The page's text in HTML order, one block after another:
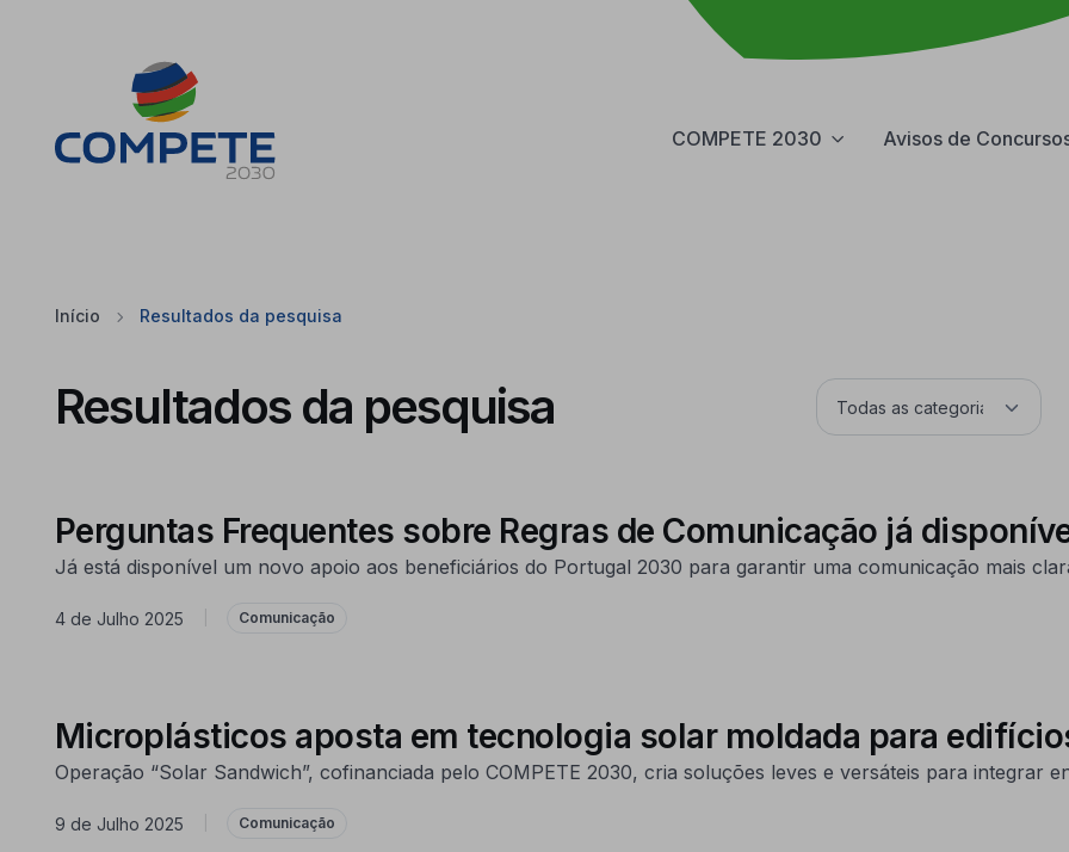
COMPETE 2030 Avisos de
Início Resultados da pesquisa
Resultados da pesquisa
Perguntas Frequentes sobre Regras de Comunicação já
Já está disponível um novo apoio aos beneficiários do Portugal 2030 para garantir uma comunicação mais
4 de Julho 2025 Comunicação
Microplásticos aposta em tecnologia solar moldada para
Operação “Solar Sandwich”, cofinanciada pelo COMPETE 2030, cria soluções leves e versáteis para integrar
9 de Julho 2025 Comunicação